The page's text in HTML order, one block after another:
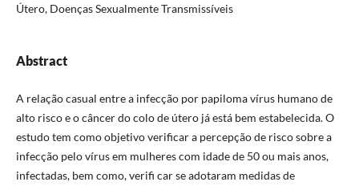
Útero, Doenças Sexualmente Transmissíveis
Abstract
A relação casual entre a infecção por papiloma vírus humano de
alto risco e o câncer do colo de útero já está bem estabelecida. O
estudo tem como objetivo verificar a percepção de risco sobre a
infecção pelo vírus em mulheres com idade de 50 ou mais anos,
infectadas, bem como, verifi car se adotaram medidas de